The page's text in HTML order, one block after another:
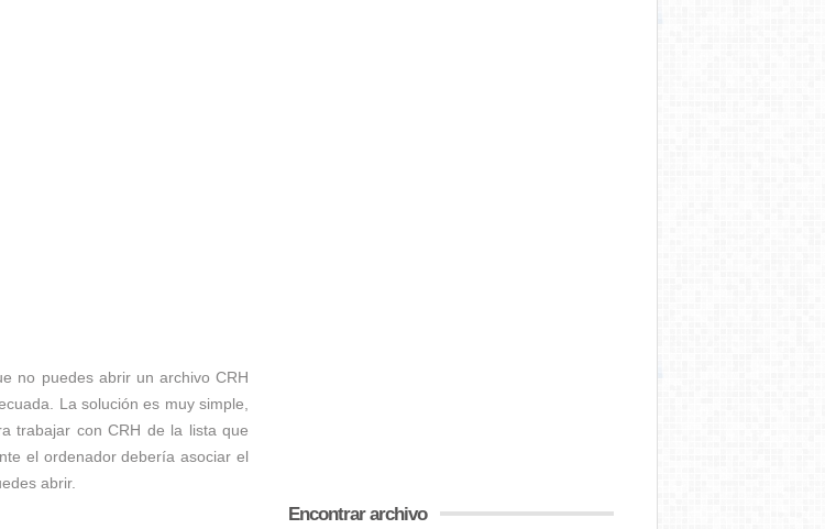
no puedes abrir un archivo CRH
La solución es muy simple,
trabajar con CRH de la lista que
el ordenador debería asociar el
abrir.
Encontrar archivo